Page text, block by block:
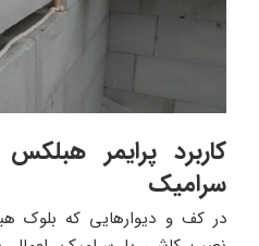
کاربرد پرایمر
سرامیک
در کف و دیوارهایی که بلوک